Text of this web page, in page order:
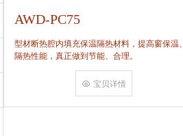
AWD-PC75
型材断热腔内填充保温隔热材料，提高窗保温、
隔热性能，真正做到节能、合理。
宝贝详情